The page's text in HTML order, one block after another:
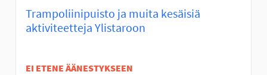
Trampoliinipuisto ja muita kesäisiä
aktiviteetteja Ylistaroon
EI ETENE ÄÄNESTYKSEEN